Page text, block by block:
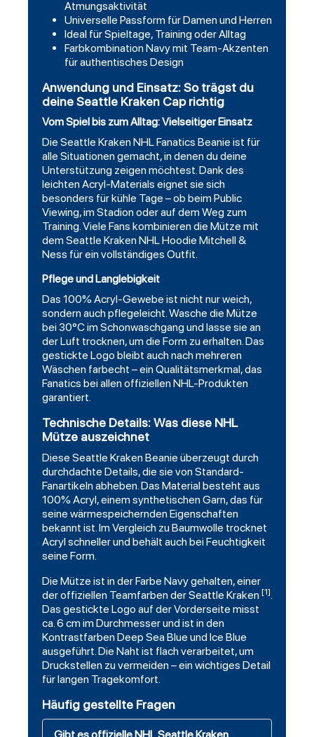
Atmungsaktivität
Universelle Passform für Damen und Herren
Ideal für Spieltage, Training oder Alltag
Farbkombination Navy mit Team-Akzenten
für authentisches Design
Anwendung und Einsatz: So trägst du
deine Seattle Kraken Cap richtig
Vom Spiel bis zum Alltag: Vielseitiger Einsatz
Die Seattle Kraken NHL Fanatics Beanie ist für
alle Situationen gemacht, in denen du deine
Unterstützung zeigen möchtest. Dank des
leichten Acryl-Materials eignet sie sich
besonders für kühle Tage – ob beim Public
Viewing, im Stadion oder auf dem Weg zum
Training. Viele Fans kombinieren die Mütze mit
demSeattle Kraken NHL Hoodie Mitchell &
Ness für ein vollständiges Outfit.
Pflege und Langlebigkeit
Das 100% Acryl-Gewebe ist nicht nur weich,
sondern auch pflegeleicht. Wasche die Mütze
bei 30°C im Schonwaschgang und lasse sie an
der Luft trocknen, um die Form zu erhalten. Das
gestickte Logo bleibt auch nach mehreren
Wäschen farbecht – ein Qualitätsmerkmal, das
Fanatics bei allen offiziellen NHL-Produkten
garantiert.
Technische Details: Was diese NHL
Mütze auszeichnet
Diese Seattle Kraken Beanie überzeugt durch
durchdachte Details, die sie von Standard-
Fanartikeln abheben. Das Material besteht aus
100% Acryl, einem synthetischen Garn, das für
seine wärmespeichernden Eigenschaften
bekannt ist. Im Vergleich zu Baumwolle trocknet
Acryl schneller und behält auch bei Feuchtigkeit
seine Form.
Die Mütze ist in der Farbe Navy gehalten, einer
der offiziellen Teamfarben der Seattle Kraken [1].
Das gestickte Logo auf der Vorderseite misst
ca. 6 cm im Durchmesser und ist in den
Kontrastfarben Deep Sea Blue und Ice Blue
ausgeführt. Die Naht ist flach verarbeitet, um
Druckstellen zu vermeiden – ein wichtiges Detail
für langen Tragekomfort.
Häufig gestellte Fragen